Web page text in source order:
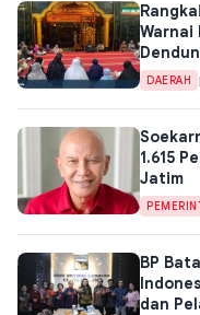
Warnai
DAERAH
1.615
Jatim
BP
dan